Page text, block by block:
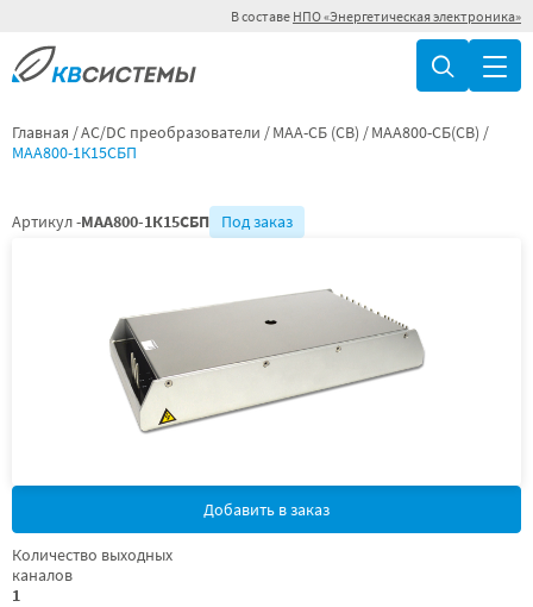
В составе НПО «Энергетическая электроника»
Главная AC/DC преобразователи МАА-СБ (СВ)
МАА800-СБ(СВ)
МАА800-1К15СБП
Артикул -МАА800-1К15СБП Под заказ
Добавить в заказ
Количество выходных
каналов
1